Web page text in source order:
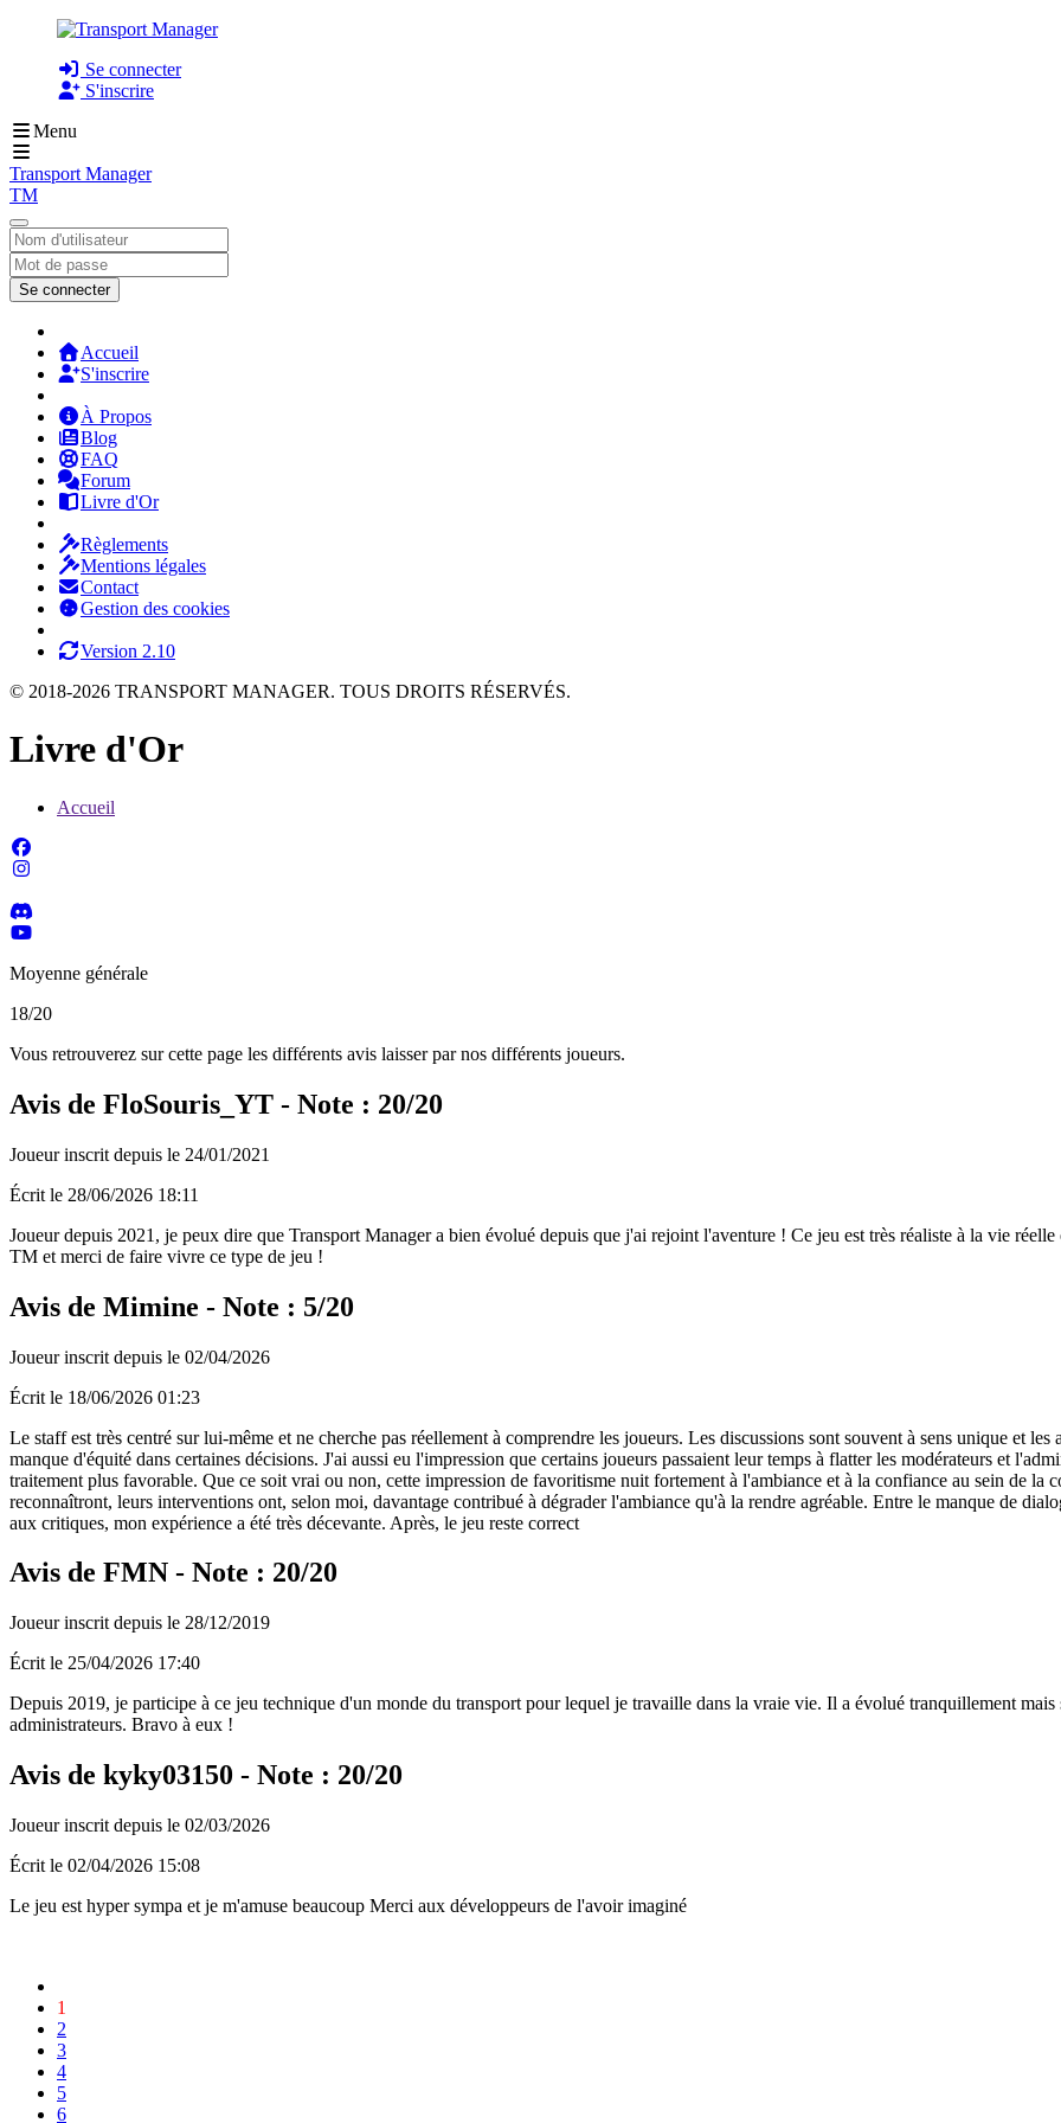
Se connecter
S'inscrire
Menu
Transport Manager
TM
Se connecter
Accueil
S'inscrire
À Propos
Blog
FAQ
Forum
Livre d'Or
Règlements
Mentions légales
Contact
Gestion des cookies
Version 2.10
© 2018-2026 TRANSPORT MANAGER. TOUS DROITS RÉSERVÉS.
Livre d'Or
Accueil
Moyenne générale
18/20
Vous retrouverez sur cette page les différents avis laisser par nos différents joueurs.
Avis de FloSouris_YT - Note : 20/20
Joueur inscrit depuis le 24/01/2021
Écrit le 28/06/2026 18:11
Joueur depuis 2021, je peux dire que Transport Manager a bien évolué depuis que j'ai rejoint l'aventure ! Ce jeu est très réaliste à la vie
TM et merci de faire vivre ce type de jeu !
Avis de Mimine - Note : 5/20
Joueur inscrit depuis le 02/04/2026
Écrit le 18/06/2026 01:23
Le staff est très centré sur lui-même et ne cherche pas réellement à comprendre les joueurs. Les discussions sont souvent à sens unique et
manque d'équité dans certaines décisions. J'ai aussi eu l'impression que certains joueurs passaient leur temps à flatter les modérateurs et
traitement plus favorable. Que ce soit vrai ou non, cette impression de favoritisme nuit fortement à l'ambiance et à la confiance au sein de la
reconnaîtront, leurs interventions ont, selon moi, davantage contribué à dégrader l'ambiance qu'à la rendre agréable. Entre le manque de
aux critiques, mon expérience a été très décevante. Après, le jeu reste correct
Avis de FMN - Note : 20/20
Joueur inscrit depuis le 28/12/2019
Écrit le 25/04/2026 17:40
Depuis 2019, je participe à ce jeu technique d'un monde du transport pour lequel je travaille dans la vraie vie. Il a évolué tranquillement
administrateurs. Bravo à eux !
Avis de kyky03150 - Note : 20/20
Joueur inscrit depuis le 02/03/2026
Écrit le 02/04/2026 15:08
Le jeu est hyper sympa et je m'amuse beaucoup Merci aux développeurs de l'avoir imaginé
1
2
3
4
5
6